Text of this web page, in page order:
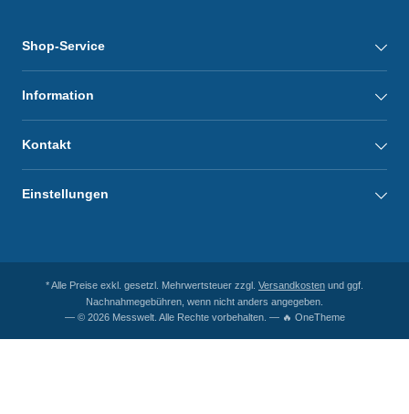
Shop-Service
Information
Kontakt
Einstellungen
* Alle Preise exkl. gesetzl. Mehrwertsteuer zzgl. Versandkosten und ggf.
Nachnahmegebühren, wenn nicht anders angegeben.
— © 2026 Messwelt. Alle Rechte vorbehalten. — 🔥 OneTheme